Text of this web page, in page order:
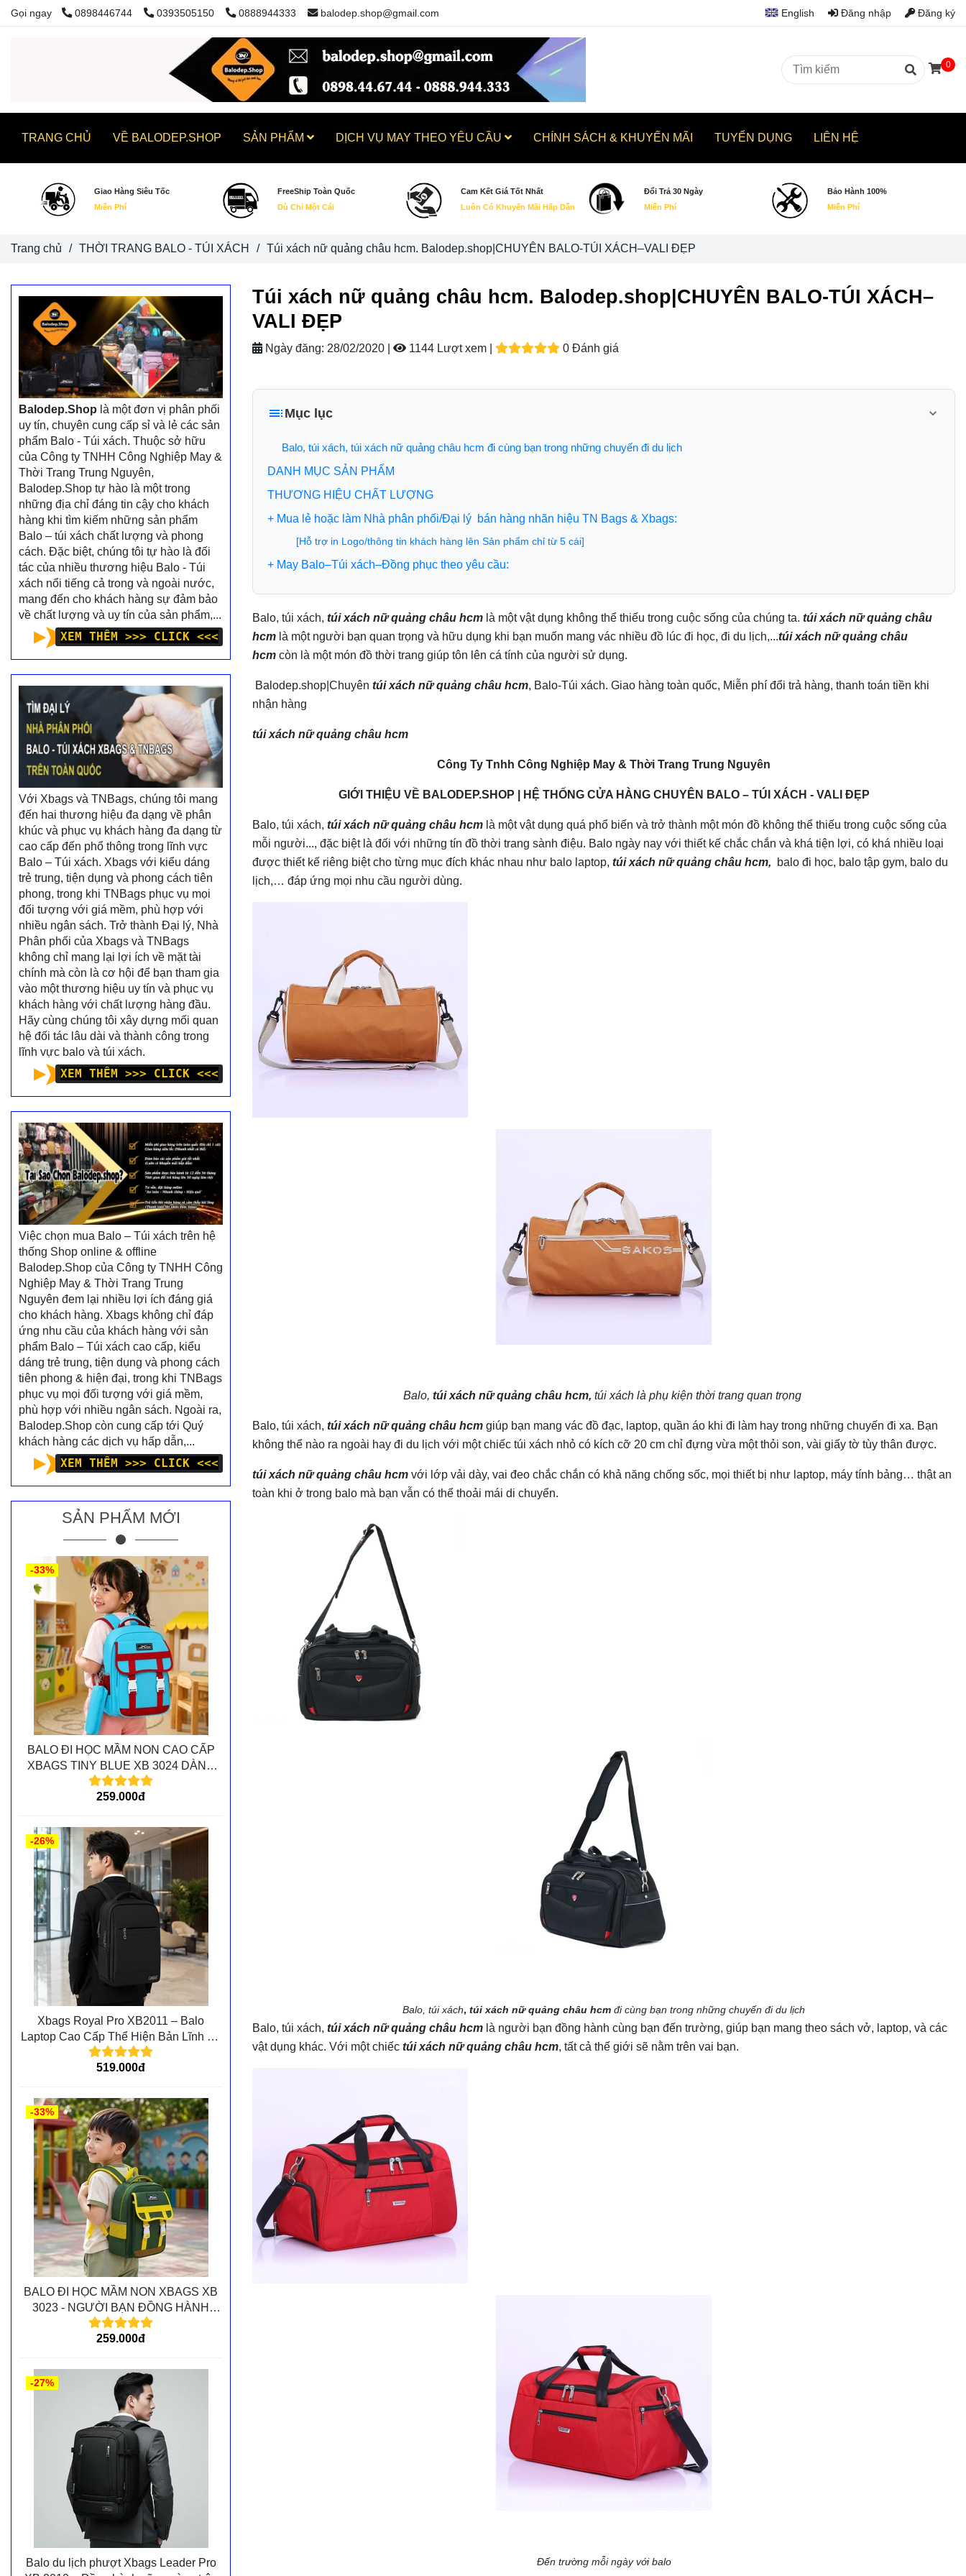
Túi xách nữ quảng châu hcm. Balodep.shop|CHUYÊN BALO-TÚI XÁCH–
VALI ĐẸP
Ngày đăng: 28/02/2020 | 1144 Lượt xem 0 Đánh giá
Mục lục
Balo, túi xách, túi xách nữ quảng châu hcm đi cùng bạn trong những chuyến đi du lịch
DANH MỤC SẢN PHẨM
THƯƠNG HIỆU CHẤT LƯỢNG
+ Mua lẻ hoặc làm Nhà phân phối/Đại lý bán hàng nhãn hiệu TN Bags & Xbags:
[Hỗ trợ in Logo/thông tin khách hàng lên Sản phẩm chỉ từ 5 cái]
+ May Balo–Túi xách–Đồng phục theo yêu cầu:
Balo, túi xách, túi xách nữ quảng châu hcm là một vật dụng không thể thiếu trong cuộc sống của chúng ta. túi xách nữ quảng châu
hcm là một người bạn quan trọng và hữu dụng khi bạn muốn mang vác nhiều đồ lúc đi học, đi du lịch,...túi xách nữ quảng châu
hcm còn là một món đồ thời trang giúp tôn lên cá tính của người sử dụng.
Balodep.shop|Chuyên túi xách nữ quảng châu hcm, Balo-Túi xách. Giao hàng toàn quốc, Miễn phí đổi trả hàng, thanh toán tiền khi
nhận hàng
túi xách nữ quảng châu hcm
Công Ty Tnhh Công Nghiệp May & Thời Trang Trung Nguyên
GIỚI THIỆU VỀ BALODEP.SHOP | HỆ THỐNG CỬA HÀNG CHUYÊN BALO – TÚI XÁCH - VALI ĐẸP
Balo, túi xách, túi xách nữ quảng châu hcm là một vật dụng quá phổ biến và trở thành một món đồ không thể thiếu trong cuộc sống của
mỗi người..., đặc biệt là đối với những tín đồ thời trang sành điệu. Balo ngày nay với thiết kế chắc chắn và khá tiện lợi, có khá nhiều loại
được thiết kế riêng biệt cho từng mục đích khác nhau như balo laptop, túi xách nữ quảng châu hcm, balo đi học, balo tập gym, balo du
lịch,… đáp ứng mọi nhu cầu người dùng.
Balo, túi xách nữ quảng châu hcm, túi xách là phụ kiện thời trang quan trọng
Balo, túi xách, túi xách nữ quảng châu hcm giúp bạn mang vác đồ đạc, laptop, quần áo khi đi làm hay trong những chuyến đi xa. Bạn
không thể nào ra ngoài hay đi du lịch với một chiếc túi xách nhỏ có kích cỡ 20 cm chỉ đựng vừa một thỏi son, vài giấy tờ tùy thân được.
túi xách nữ quảng châu hcm với lớp vải dày, vai đeo chắc chắn có khả năng chống sốc, mọi thiết bị như laptop, máy tính bảng… thật an
toàn khi ở trong balo mà bạn vẫn có thể thoải mái di chuyển.
Balo, túi xách, túi xách nữ quảng châu hcm đi cùng bạn trong những chuyến đi du lịch
Balo, túi xách, túi xách nữ quảng châu hcm là người bạn đồng hành cùng bạn đến trường, giúp bạn mang theo sách vở, laptop, và các
vật dụng khác. Với một chiếc túi xách nữ quảng châu hcm, tất cả thế giới sẽ nằm trên vai bạn.
Đến trường mỗi ngày với balo
Balodep.Shop là một đơn vị phân phối
uy tín, chuyên cung cấp sỉ và lẻ các sản
phẩm Balo - Túi xách. Thuộc sở hữu
của Công ty TNHH Công Nghiệp May &
Thời Trang Trung Nguyên,
Balodep.Shop tự hào là một trong
những địa chỉ đáng tin cậy cho khách
hàng khi tìm kiếm những sản phẩm
Balo – túi xách chất lượng và phong
cách. Đặc biệt, chúng tôi tự hào là đối
tác của nhiều thương hiệu Balo - Túi
xách nổi tiếng cả trong và ngoài nước,
mang đến cho khách hàng sự đảm bảo
về chất lượng và uy tín của sản phẩm,...
XEM THÊM >>> CLICK <<<
Với Xbags và TNBags, chúng tôi mang
đến hai thương hiệu đa dạng về phân
khúc và phục vụ khách hàng đa dạng từ
cao cấp đến phổ thông trong lĩnh vực
Balo – Túi xách. Xbags với kiểu dáng
trẻ trung, tiện dụng và phong cách tiên
phong, trong khi TNBags phục vụ mọi
đối tượng với giá mềm, phù hợp với
nhiều ngân sách. Trở thành Đại lý, Nhà
Phân phối của Xbags và TNBags
không chỉ mang lại lợi ích về mặt tài
chính mà còn là cơ hội để bạn tham gia
vào một thương hiệu uy tín và phục vụ
khách hàng với chất lượng hàng đầu.
Hãy cùng chúng tôi xây dựng mối quan
hệ đối tác lâu dài và thành công trong
lĩnh vực balo và túi xách.
XEM THÊM >>> CLICK <<<
Việc chọn mua Balo – Túi xách trên hệ
thống Shop online & offline
Balodep.Shop của Công ty TNHH Công
Nghiệp May & Thời Trang Trung
Nguyên đem lại nhiều lợi ích đáng giá
cho khách hàng. Xbags không chỉ đáp
ứng nhu cầu của khách hàng với sản
phẩm Balo – Túi xách cao cấp, kiểu
dáng trẻ trung, tiện dụng và phong cách
tiên phong & hiện đại, trong khi TNBags
phục vụ mọi đối tượng với giá mềm,
phù hợp với nhiều ngân sách. Ngoài ra,
Balodep.Shop còn cung cấp tới Quý
khách hàng các dịch vụ hấp dẫn,...
XEM THÊM >>> CLICK <<<
SẢN PHẨM MỚI
BALO ĐI HỌC MẦM NON CAO CẤP
XBAGS TINY BLUE XB 3024 DÀNH
CHO CÁC BÉ MẦM NON
259.000đ
-33%
Xbags Royal Pro XB2011 – Balo
Laptop Cao Cấp Thể Hiện Bản Lĩnh Và
Đẳng Cấp Cá Nhân
519.000đ
-26%
BALO ĐI HỌC MẦM NON XBAGS XB
3023 - NGƯỜI BẠN ĐỒNG HÀNH
CÙNG CÁC BÉ TRÊN MỌI CHẶNG
ĐƯỜNG
259.000đ
-33%
Balo du lịch phượt Xbags Leader Pro
-27%
Trang chủ / THỜI TRANG BALO - TÚI XÁCH / Túi xách nữ quảng châu hcm. Balodep.shop|CHUYÊN BALO-TÚI XÁCH–VALI ĐẸP
Gọi ngay 0898446744 0393505150 0888944333 balodep.shop@gmail.com English Đăng nhập Đăng ký
0
TRANG CHỦ VỀ BALODEP.SHOP SẢN PHẨM DỊCH VỤ MAY THEO YÊU CẦU CHÍNH SÁCH & KHUYẾN MÃI TUYỂN DỤNG LIÊN HỆ
Giao Hàng Siêu Tốc
Miễn Phí
FreeShip Toàn Quốc
Dù Chỉ Một Cái
Cam Kết Giá Tốt Nhất
Luôn Có Khuyến Mãi Hấp Dẫn
Đổi Trả 30 Ngày
Miễn Phí
Bảo Hành 100%
Miễn Phí